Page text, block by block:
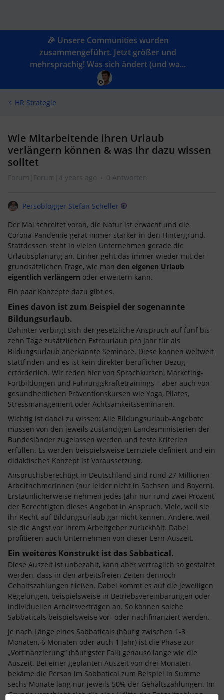
🎉 Unsere Communities wurden
zusammengeführt. Jetzt größer und
mehrsprachig! Was sich ändert (und wa...
HR Strategie
Wie Mitarbeitende ihren Urlaub
verlängern können & was Ihr dazu wissen
solltet
Forum|Forum|4 years ago 0 Antworten
Persoblogger Stefan Scheller
Der Mai schreitet voran, die Natur ist erwacht und die
Corona-Pandemie gerät immer stärker in den Hintergrund.
Stattdessen steht in vielen Unternehmen gerade die
Urlaubsplanung an. Einher geht das immer wieder mit der
grundsätzlichen Frage, wie man den eigenen Urlaub
eigentlich verlängern oder erweitern kann.
Ein paar Konzepte dazu gibt es.
Eines davon ist zum Beispiel der sogenannte
Bildungsurlaub.
Dahinter verbirgt sich der gesetzliche Anspruch auf fünf bis
zehn Tage zusätzlichen Extraurlaub pro Jahr für als
Bildungsurlaub anerkannte Seminare. Diese können weltweit
stattfinden und es ist kein direkter beruflicher Bezug
erforderlich. Wir reden hier von Sprachkursen, Marketing-
Fortbildungen und Führungskräftetrainings – aber auch von
gesundheitlichen Präventionskursen wie Yoga, Pilates,
Stressmanagement oder Achtsamkeitsseminaren.
Wichtig ist dabei zu wissen: Alle Bildungsurlaub-Angebote
müssen von den jeweils zuständigen Landesministerien der
Bundesländer zugelassen werden und feste Kriterien
erfüllen. Es werden beispielsweise Lernziele definiert und ein
didaktisches Konzept ist Voraussetzung.
Anspruchsberechtigt in Deutschland sind rund 27 Millionen
ArbeitnehmerInnen (nur leider nicht in Sachsen und Bayern).
Erstaunlicherweise nehmen jedes Jahr nur rund zwei Prozent
der Berechtigten dieses Angebot in Anspruch. Viele, weil sie
ihr Recht auf Bildungsurlaub gar nicht kennen. Andere, weil
sie die Angst vor ihrem Arbeitgeber zurückhält. Dabei
profitieren auch Unternehmen von dieser Lern-Auszeit.
Ein weiteres Konstrukt ist das Sabbatical.
Diese Auszeit ist unbezahlt, kann aber vertraglich so gestaltet
werden, dass in den arbeitsfreien Zeiten dennoch
Gehaltszahlungen fließen. Dabei kommt es auf die jeweiligen
Regelungen, beispielsweise in Betriebsvereinbarungen oder
individuellen Arbeitsverträgen an. So können solche
Sabbaticals beispielsweise vor- oder nachfinanziert werden.
Je nach Länge eines Sabbaticals (häufig zwischen 1-3
Monaten, 6 Monaten oder auch 1 Jahr) ist die Phase zur
„Vorfinanzierung“ (häufigster Fall) genauso lange wie die
Auszeit. Bei einer geplanten Auszeit von drei Monaten
bekäme die Person im Sabbatical zum Beispiel in Summe
sechs Monate lang nur jeweils 50% der Gehaltszahlungen. Im
Grunde verschiebt sich die eine Hälfte der Entgeltzahlung